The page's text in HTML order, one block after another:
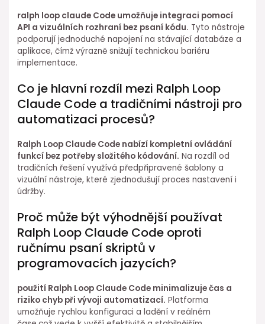
ralph loop claude Code umožňuje integraci pomocí
API ⁣a ⁤vizuálních rozhraní⁢ bez psaní kódu. Tyto nástroje
podporují jednoduché napojení na stávající databáze a
aplikace,⁢ čímž ⁣výrazně snižují technickou bariéru
implementace.
Co je hlavní rozdíl mezi Ralph Loop
Claude Code a⁤ tradičními nástroji pro
automatizaci procesů?
Ralph Loop Claude Code nabízí kompletní ovládání
funkcí bez potřeby složitého kódování. Na ⁣rozdíl od
tradičních řešení využívá předpřipravené šablony a
vizuální nástroje, které zjednodušují proces nastavení i
údržby.
Proč může být výhodnější používat
Ralph Loop Claude Code oproti
ručnímu psaní skriptů v
programovacích jazycích?
použití Ralph Loop Claude Code minimalizuje čas a
riziko chyb při vývoji automatizací. Platforma
umožňuje rychlou konfiguraci a ladění v reálném